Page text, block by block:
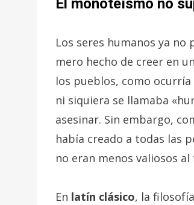
El monoteísmo no
Los seres humanos ya
mero hecho de creer en
los pueblos, como
ni siquiera se llamaba
asesinar. Sin embargo,
había creado a todas las
no eran menos valiosos
En latín clásico, la